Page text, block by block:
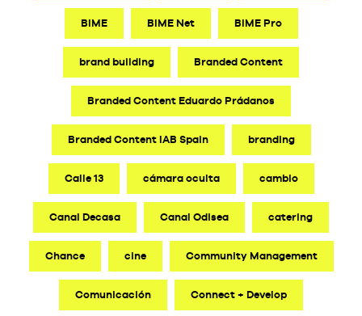
BIME BIME Net BIME Pro
brand building Branded Content
Branded Content Eduardo Prádanos
Branded Content IAB Spain branding
Calle 13 cámara oculta cambio
Canal Decasa Canal Odisea catering
Chance cine Community Management
Comunicación Connect + Develop